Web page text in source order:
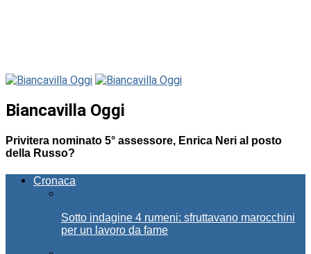
Biancavilla Oggi
Privitera nominato 5° assessore, Enrica Neri al posto
della Russo?
Cronaca
Sotto indagine 4 rumeni: sfruttavano marocchini
per un lavoro da fame